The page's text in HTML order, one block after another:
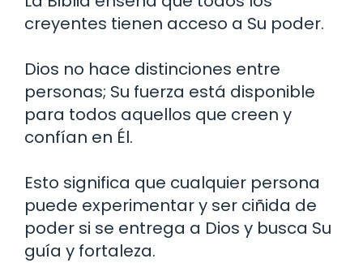
creyentes tienen acceso a Su poder.
Dios no hace distinciones entre
personas; Su fuerza está disponible
para todos aquellos que creen y
confían en Él.
Esto significa que cualquier persona
puede experimentar y ser ciñida de
poder si se entrega a Dios y busca Su
guía y fortaleza.